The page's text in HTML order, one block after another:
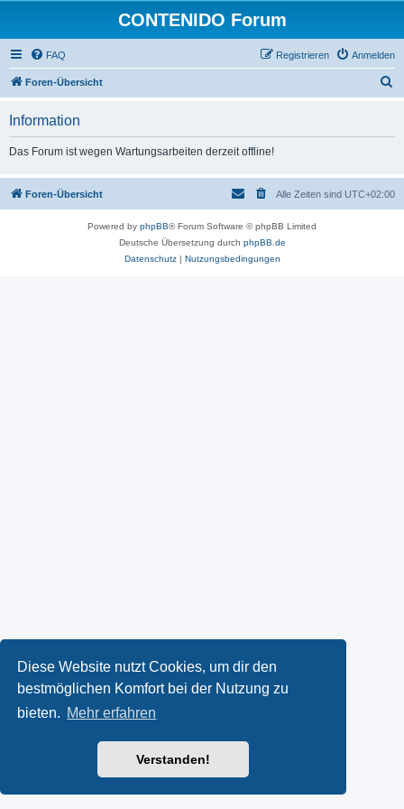
Diese Website nutzt Cookies, um dir den
bestmöglichen Komfort bei der Nutzung zu
bieten. Mehr erfahren
Verstanden!
CONTENIDO Forum
FAQ Anmelden
Registrieren
Foren-Übersicht
Information
Das Forum ist wegen Wartungsarbeiten derzeit offline!
Foren-Übersicht Alle Zeiten sind UTC+02:00
Powered by phpBB® Forum Software © phpBB Limited
Deutsche Übersetzung durch phpBB.de
Datenschutz| Nutzungsbedingungen